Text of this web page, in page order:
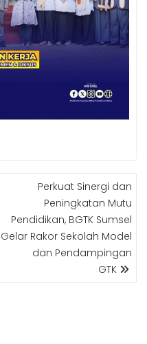
Perkuat Sinergi dan
Peningkatan Mutu
Pendidikan, BGTK Sumsel
Gelar Rakor Sekolah Model
dan Pendampingan
GTK